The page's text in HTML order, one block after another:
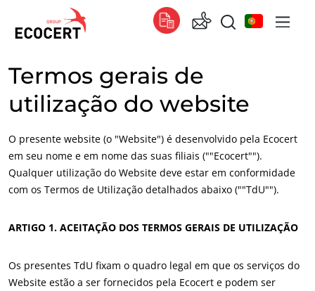
OS NOSSOS SERVIÇOS
Certificação
Consultoria
Global
Global (espanhol)
África
África do Sul (inglês)
Ásia
Termos gerais de
utilização do website
O presente website (o "Website") é desenvolvido pela Ecocert
em seu nome e em nome das suas filiais (""Ecocert"").
Qualquer utilização do Website deve estar em conformidade
com os Termos de Utilização detalhados abaixo (""TdU"").
ARTIGO 1. ACEITAÇÃO DOS TERMOS GERAIS DE UTILIZAÇÃO
Os presentes TdU fixam o quadro legal em que os serviços do
Website estão a ser fornecidos pela Ecocert e podem ser